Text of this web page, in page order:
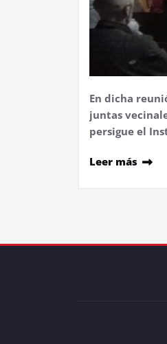
En dicha
juntas
persigue el
Leer más